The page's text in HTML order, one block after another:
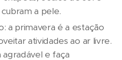
a pele.
a primavera é a estação
atividades ao ar livre.
e faça